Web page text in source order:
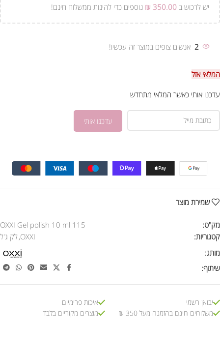
יש לרכוש ב ₪ 350.00 נוספים כדי להינות ממשלוח חינם!
2 אנשים צופים במוצר זה עכשיו!
המלאי אזל
עדכנו אותי כאשר המלאי מתחדש
שמירת מוצר
מק"ט:
OXXI Gel polish 10 ml 115
קטגוריות:
OXXI
, לק ג'ל
מותג:
שיתוף:
יבואן רשמי
משלוחים חינם בהזמנה מעל 350 ₪
איכות פרימיום
מוצרים מקוריים בלבד